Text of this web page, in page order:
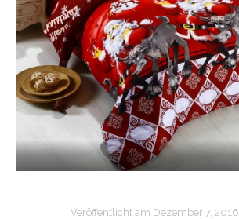
Veröffentlicht am Dezember 7, 2016